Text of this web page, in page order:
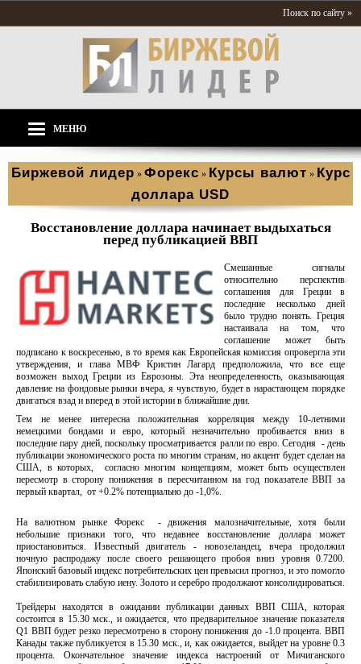
Поиск по сайту »
МЕНЮ
Биржевой лидер » Форекс » Курсы валют » Курс
доллара USD
Восстановление доллара начинает выдыхаться
перед публикацией ВВП
Смешанные сигналы
относительно перспектив
соглашения для Греции в
последние несколько дней
было трудно понять. Греция
настаивала на том, что
соглашение может быть
подписано к воскресенью, в то время как Европейская комиссия опровергла эти
утверждения, и глава МВФ Кристин Лагард предположила, что все еще
возможен выход Греции из Еврозоны. Эта неопределенность, оказывающая
давление на фондовые рынки вчера, я чувствую, будет в нарастающем порядке
двигаться взад и вперед в этой истории в ближайшие дни.
Тем не менее интересна положительная корреляция между 10-летними
немецкими бондами и евро, который незначительно пробивается вниз в
последние пару дней, поскольку просматривается ралли по евро. Сегодня - день
публикации экономического роста по многим странам, но акцент будет сделан на
США, в которых, согласно многим концепциям, может быть осуществлен
пересмотр в сторону понижения в пересчитанном на год показателе ВВП за
первый квартал, от +0.2% потенциально до -1,0%.
На валютном рынке Форекс - движения малозначительные, хотя были
небольшие признаки того, что недавнее восстановление доллара может
приостановиться. Известный двигатель - новозеландец, вчера продолжил
ночную распродажу после своего решающего пробоя вниз уровня 0.7200.
Японский базовый индекс потребительских цен превысил прогноз, и это помогло
стабилизировать слабую иену. Золото и серебро продолжают консолидироваться.
Трейдеры находятся в ожидании публикации данных ВВП США, которая
состоится в 15.30 мск., и ожидается, что предварительное значение показателя
Q1 ВВП будет резко пересмотрено в сторону понижения до -1.0 процента. ВВП
Канады также публикуется в 15.30 мск., и, как ожидается, выйдет на уровне 0.3
процента. Окончательное значение индекса настроений от Мичиганского